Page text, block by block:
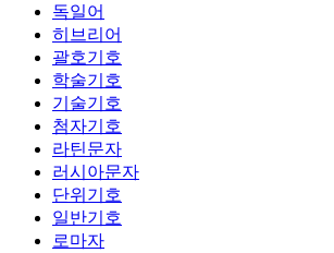
독일어
히브리어
괄호기호
학술기호
기술기호
첨자기호
라틴문자
러시아문자
단위기호
일반기호
로마자